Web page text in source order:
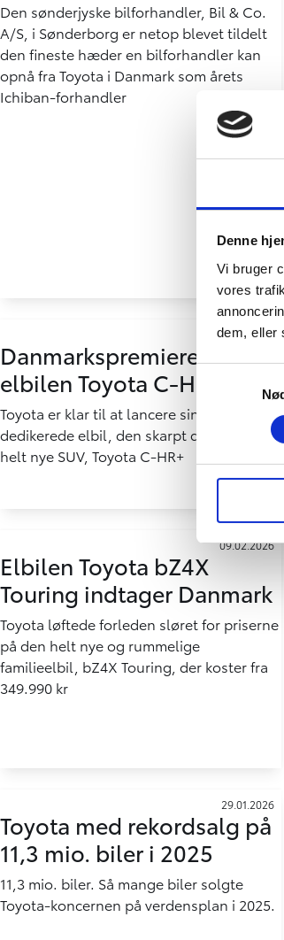
Denne
Vi bruger
vores
dem, eller
Den sønderjyske bilforhandler, Bil & Co.
A/S, i Sønderborg er netop blevet tildelt
den fineste hæder en bilforhandler kan
opnå fra Toyota i Danmark som årets
Ichiban-forhandler
17.03.2026
Danmarkspremiere på
elbilen Toyota C-HR+
Toyota er klar til at lancere sin tredje
dedikerede elbil, den skarpt designede og
helt nye SUV, Toyota C-HR+
09.02.2026
Elbilen Toyota bZ4X
Touring indtager Danmark
Toyota løftede forleden sløret for priserne
på den helt nye og rummelige
familieelbil, bZ4X Touring, der koster fra
349.990 kr
29.01.2026
Toyota med rekordsalg på
11,3 mio. biler i 2025
11,3 mio. biler. Så mange biler solgte
Toyota-koncernen på verdensplan i 2025.